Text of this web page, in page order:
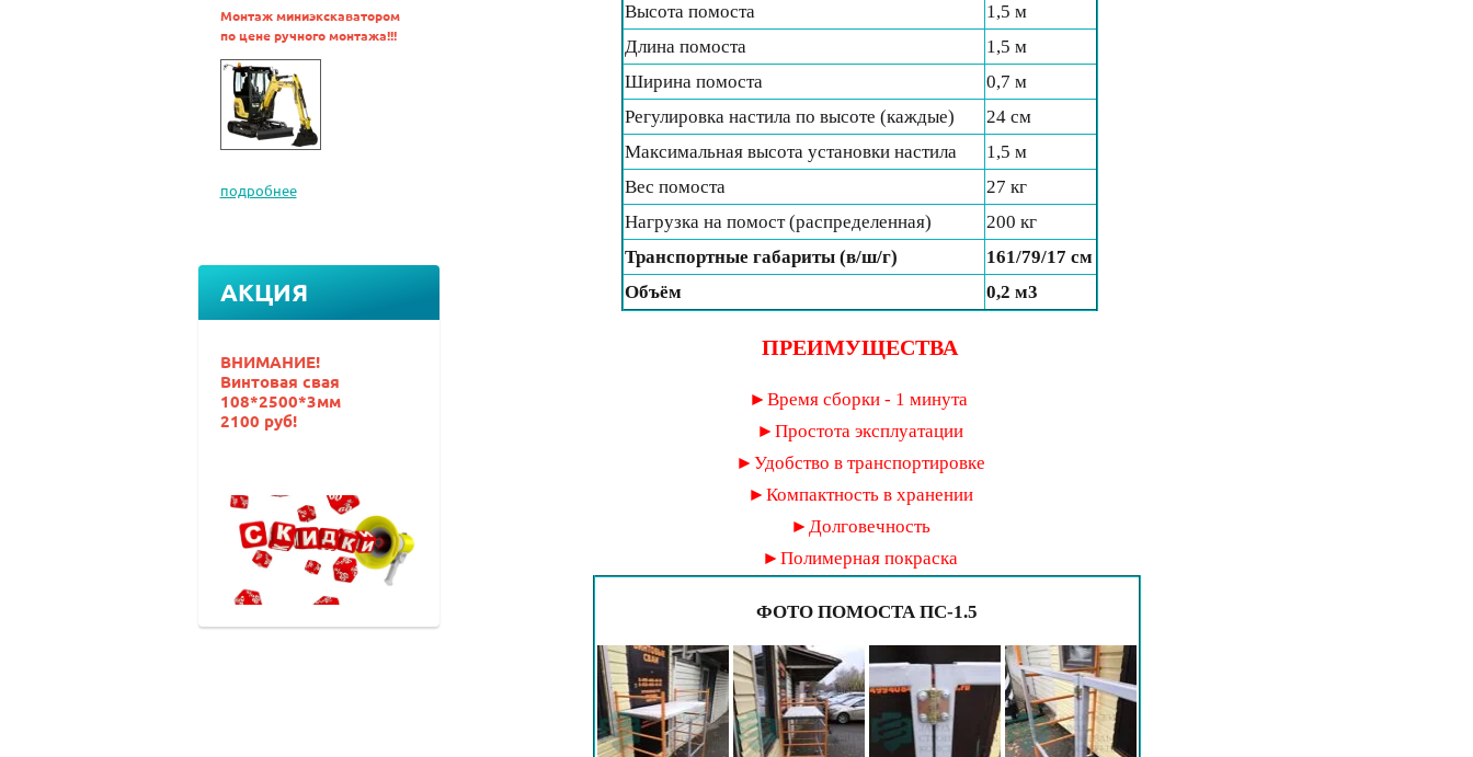
Монтаж миниэкскаватором
по цене ручного монтажа!!!
подробнее
АКЦИЯ
ВНИМАНИЕ!
Винтовая свая
108*2500*3мм
2100 руб!
Высота помоста
1,5 м
Длина помоста
1,5 м
Ширина помоста
0,7 м
Регулировка настила по высоте (каждые)
24 см
Максимальная высота установки настила
1,5 м
Вес помоста
27 кг
Нагрузка на помост (распределенная)
200 кг
Транспортные габариты (в/ш/г)
161/79/17 см
Объём
0,2 м3
ПРЕИМУЩЕСТВА
►Время сборки - 1 минута
►Простота эксплуатации
►Удобство в транспортировке
►Компактность в хранении
►Долговечность
►Полимерная покраска
ФОТО ПОМОСТА ПС-1.5